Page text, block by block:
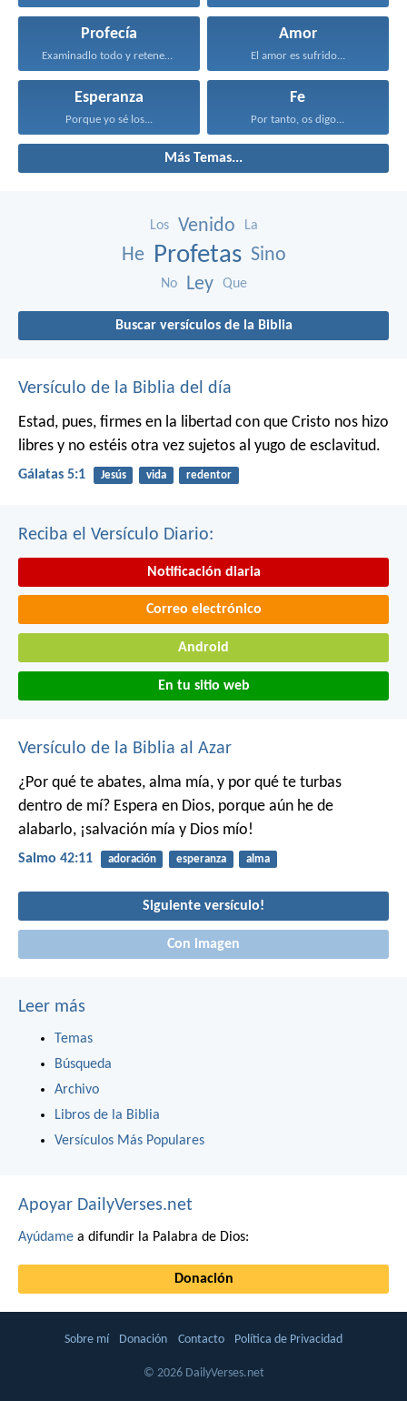
Profecía
Examinadlo todo y retened...
Amor
El amor es sufrido...
Esperanza
Porque yo sé los...
Fe
Por tanto, os digo...
Más Temas...
Los Venido La
He Profetas Sino
No Ley Que
Buscar versículos de la Biblia
Versículo de la Biblia del día
Estad, pues, firmes en la libertad con que Cristo nos hizo
libres y no estéis otra vez sujetos al yugo de esclavitud.
Gálatas 5:1 Jesús vida redentor
Reciba el Versículo Diario:
Notificación diaria
Correo electrónico
Android
En tu sitio web
Versículo de la Biblia al Azar
¿Por qué te abates, alma mía, y por qué te turbas
dentro de mí? Espera en Dios, porque aún he de
alabarlo, ¡salvación mía y Dios mío!
Salmo 42:11 adoración esperanza alma
Siguiente versículo!
Con imagen
Leer más
Temas
Búsqueda
Archivo
Libros de la Biblia
Versículos Más Populares
Apoyar DailyVerses.net
Ayúdame a difundir la Palabra de Dios:
Donación
Sobre mí Donación Contacto Política de Privacidad
© 2026 DailyVerses.net